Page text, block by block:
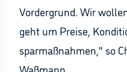
Vordergrund. Wir
geht um Preise,
sparmaßnahmen," so
Waßmann.